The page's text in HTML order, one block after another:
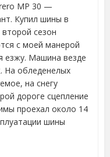
MP 30 —
Купил шины в
сезон
с моей манерой
езжу. Машина везде
На обледенелых
на снегу
дороге сцепление
проехал около 14
шины